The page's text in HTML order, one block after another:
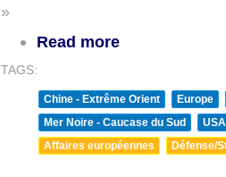
»
Read more
TAGS:
Chine - Extrême Orient
Europe
Mer Noire - Caucase du Sud
USA
Affaires européennes
Défense/